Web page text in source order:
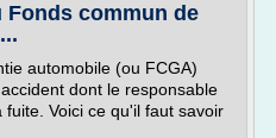
Fonds commun de
automobile (ou FCGA)
dont le responsable
Voici ce qu'il faut savoir